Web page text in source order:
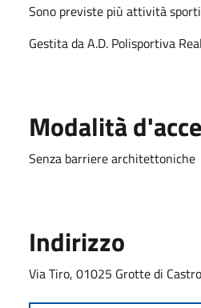
Sono previste più attività
Gestita da A.D. Polisportiva
Modalità
Senza barriere architettoniche
Indirizzo
Via Tiro, 01025 Grotte di